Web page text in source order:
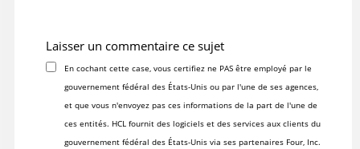
-----------------------------------------
Laisser un commentaire ce sujet
En cochant cette case, vous certifiez ne PAS être employé par le
gouvernement fédéral des États-Unis ou par l'une de ses agences,
et que vous n'envoyez pas ces informations de la part de l'une de
ces entités. HCL fournit des logiciels et des services aux clients du
gouvernement fédéral des États-Unis via ses partenaires Four, Inc.